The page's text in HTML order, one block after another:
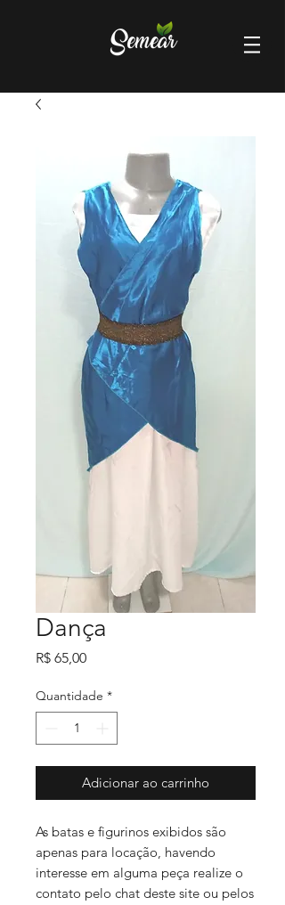
Dança
R$ 65,00Preço
Quantidade *
Adicionar ao carrinho
As batas e figurinos exibidos são
apenas para locação, havendo
interesse em alguma peça realize o
contato pelo chat deste site ou pelos